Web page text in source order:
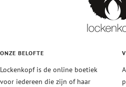
ONZE BELOFTE
Lockenkopf is de online boetiek
voor iedereen die zijn of haar